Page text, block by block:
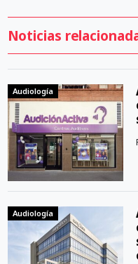
Noticias
Audiología
Audiología